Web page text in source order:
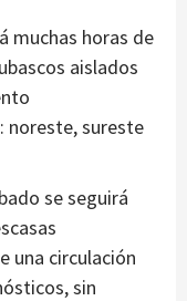
muchas horas de
aislados
noreste, sureste
se seguirá
una circulación
sin